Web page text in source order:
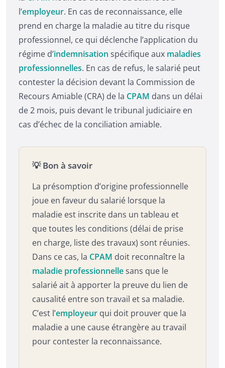
l’employeur. En cas de reconnaissance, elle
prend en charge la maladie au titre du risque
professionnel, ce qui déclenche l’application du
régime d’indemnisation spécifique aux maladies
professionnelles. En cas de refus, le salarié peut
contester la décision devant la Commission de
Recours Amiable (CRA) de la CPAM dans un délai
de 2 mois, puis devant le tribunal judiciaire en
cas d’échec de la conciliation amiable.
💡 Bon à savoir
La présomption d’origine professionnelle
joue en faveur du salarié lorsque la
maladie est inscrite dans un tableau et
que toutes les conditions (délai de prise
en charge, liste des travaux) sont réunies.
Dans ce cas, la CPAM doit reconnaître la
maladie professionnellesans que le
salarié ait à apporter la preuve du lien de
causalité entre son travail et sa maladie.
C’est l’employeur qui doit prouver que la
maladie a une cause étrangère au travail
pour contester la reconnaissance.